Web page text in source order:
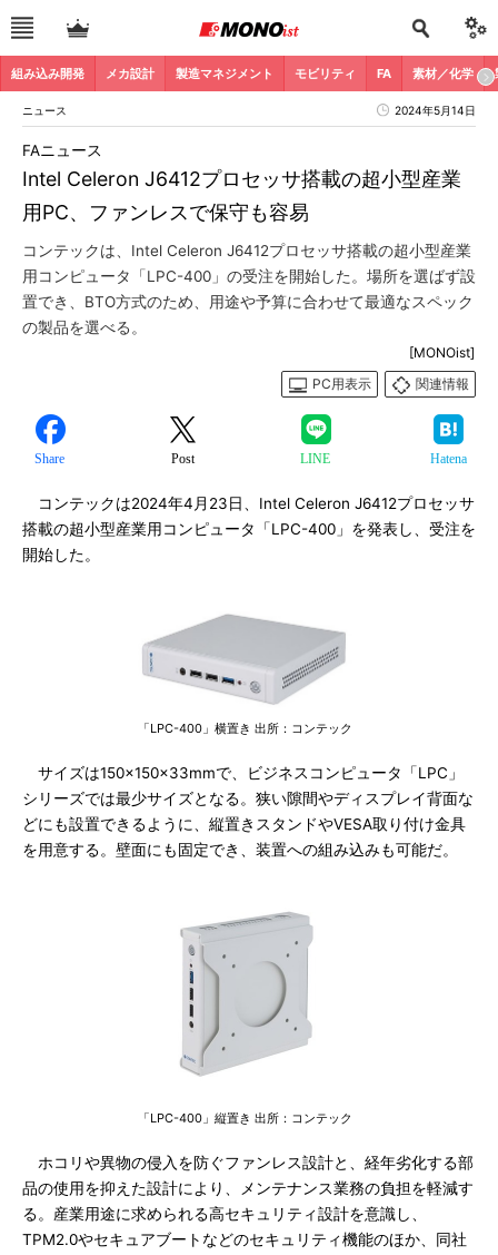
組み込み開発 メカ設計 製造マネジメント モビリティ FA 素材／化学
ニュース 2024年5月14日
Intel Celeron J6412プロセッサ搭載の超小型産業
用PC、ファンレスで保守も容易
FAニュース
コンテックは、Intel Celeron J6412プロセッサ搭載の超小型産業
用コンピュータ「LPC-400」の受注を開始した。場所を選ばず設
置でき、BTO方式のため、用途や予算に合わせて最適なスペック
の製品を選べる。
[MONOist]
PC用表示
関連情報
Share Post LINE Hatena
コンテックは2024年4月23日、Intel Celeron J6412プロセッサ
搭載の超小型産業用コンピュータ「LPC-400」を発表し、受注を
開始した。
「LPC-400」横置き 出所：コンテック
サイズは150×150×33mmで、ビジネスコンピュータ「LPC」
シリーズでは最少サイズとなる。狭い隙間やディスプレイ背面な
どにも設置できるように、縦置きスタンドやVESA取り付け金具
を用意する。壁面にも固定でき、装置への組み込みも可能だ。
「LPC-400」縦置き 出所：コンテック
ホコリや異物の侵入を防ぐファンレス設計と、経年劣化する部
品の使用を抑えた設計により、メンテナンス業務の負担を軽減す
る。産業用途に求められる高セキュリティ設計を意識し、
TPM2.0やセキュアブートなどのセキュリティ機能のほか、同社